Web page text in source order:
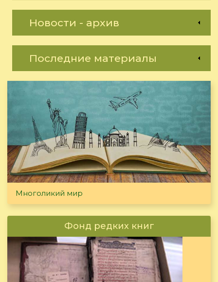
Новости - архив
Последние материалы
Многоликий мир
Фонд редких книг